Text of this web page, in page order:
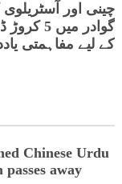
چینی اور
گوادر
کے لیے مفاہمتی
Chinese Urdu
away